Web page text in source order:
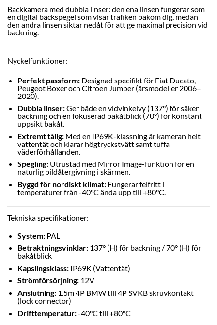
Backkamera med dubbla linser: den ena linsen fungerar som
en digital backspegel som visar trafiken bakom dig, medan
den andra linsen siktar nedåt för att ge maximal precision vid
backning.
Nyckelfunktioner:
Perfekt passform:Designad specifikt för Fiat Ducato,
Peugeot Boxer och Citroen Jumper (årsmodeller 2006–
2020).
Dubbla linser:Ger både en vidvinkelvy (137°) för säker
backning och en fokuserad bakåtblick (70°) för konstant
uppsikt bakåt.
Extremt tålig:Med en IP69K-klassning är kameran helt
vattentät och klarar högtryckstvätt samt tuffa
väderförhållanden.
Spegling:Utrustad med Mirror Image-funktion för en
naturlig bildåtergivning i skärmen.
Byggd för nordiskt klimat:Fungerar felfritt i
temperaturer från -40°C ända upp till +80°C.
Tekniska specifikationer:
System:PAL
Betraktningsvinklar:137° (H) för backning / 70° (H) för
bakåtblick
Kapslingsklass:IP69K (Vattentät)
Strömförsörjning:12V
Anslutning:1.5m 4P BMW till 4P SVKB skruvkontakt
(lock connector)
Drifttemperatur:-40°C till +80°C